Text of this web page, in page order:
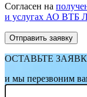
Согласен на
и услугах АО ВТБ
ОСТАВЬТЕ
и мы перезвоним